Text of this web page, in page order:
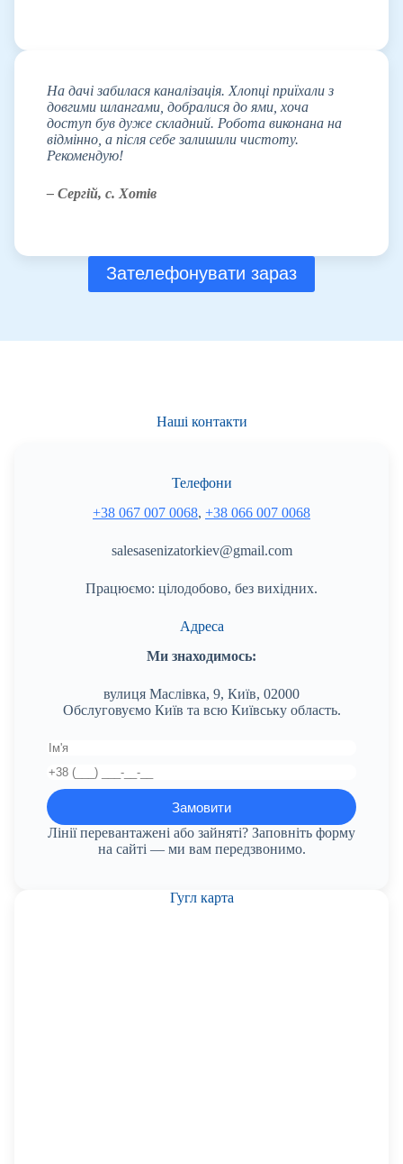
На дачі забилася каналізація. Хлопці приїхали з
довгими шлангами, добралися до ями, хоча
доступ був дуже складний. Робота виконана на
відмінно, а після себе залишили чистоту.
Рекомендую!
– Сергій, с. Хотів
Зателефонувати зараз
Наші контакти
Телефони
+38 067 007 0068, +38 066 007 0068
salesasenizatorkiev@gmail.com
Працюємо: цілодобово, без вихідних.
Адреса
Ми знаходимось:
вулиця Маслівка, 9, Київ, 02000
Обслуговуємо Київ та всю Київську область.
Лінії перевантажені або зайняті? Заповніть форму
на сайті — ми вам передзвонимо.
Гугл карта